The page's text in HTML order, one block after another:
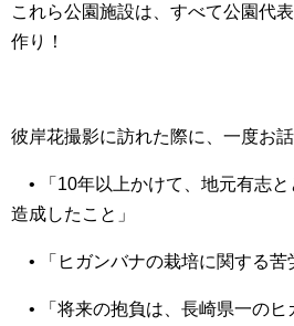
これら公園施設は、すべて公園代
作り！
彼岸花撮影に訪れた際に、一度お話
• 「10年以上かけて、地元有志
造成したこと」
• 「ヒガンバナの栽培に関する苦
• 「将来の抱負は、長崎県一のヒ